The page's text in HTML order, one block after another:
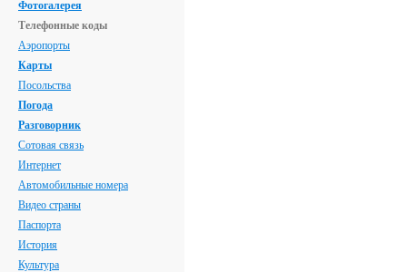
Фотогалерея
Телефонные коды
Аэропорты
Карты
Посольства
Погода
Разговорник
Сотовая связь
Интернет
Автомобильные номера
Видео страны
Паспорта
История
Культура